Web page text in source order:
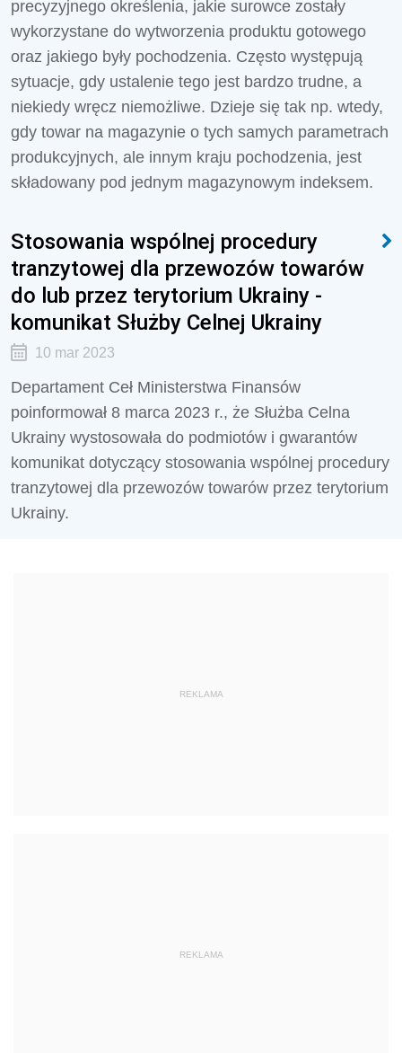
precyzyjnego określenia, jakie surowce zostały
wykorzystane do wytworzenia produktu gotowego
oraz jakiego były pochodzenia. Często występują
sytuacje, gdy ustalenie tego jest bardzo trudne, a
niekiedy wręcz niemożliwe. Dzieje się tak np. wtedy,
gdy towar na magazynie o tych samych parametrach
produkcyjnych, ale innym kraju pochodzenia, jest
składowany pod jednym magazynowym indeksem.
Stosowania wspólnej procedury
tranzytowej dla przewozów towarów
do lub przez terytorium Ukrainy -
komunikat Służby Celnej Ukrainy
10 mar 2023
Departament Ceł Ministerstwa Finansów
poinformował 8 marca 2023 r., że Służba Celna
Ukrainy wystosowała do podmiotów i gwarantów
komunikat dotyczący stosowania wspólnej procedury
tranzytowej dla przewozów towarów przez terytorium
Ukrainy.
REKLAMA
REKLAMA